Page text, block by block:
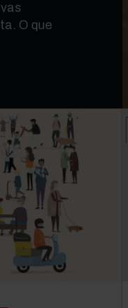
O que